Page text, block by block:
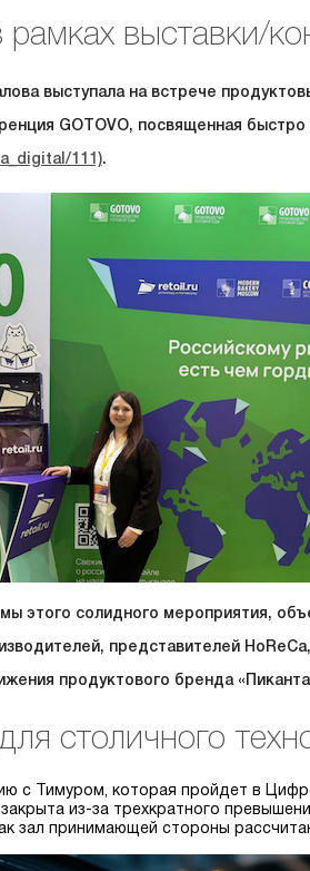
рамках выставки/
выступала на встрече
GOTOVO, посвященная
111).
этого солидного мероприятия,
представителей
продуктового бренда
столичного
с Тимуром, которая пройдет в
из-за трехкратного
зал принимающей стороны